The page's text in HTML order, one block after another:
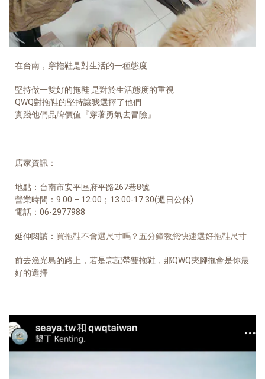
在台南，穿拖鞋是對生活的一種態度
堅持做一雙好的拖鞋 是對於生活態度的重視
QWQ對拖鞋的堅持讓我選擇了他們
實踐他們品牌價值『穿著勇氣去冒險』
店家資訊 ：
地點：台南市安平區府平路267巷8號
營業時間：9:00 – 12:00；13:00-17:30(週日公休)
電話 ： 06-2977988
延伸閱讀： 買拖鞋不會選尺寸嗎？五分鐘教您快速選好拖鞋尺寸
前去漁光島的路上，若是忘記帶雙拖鞋，那QWQ夾腳拖會是你最
好的選擇